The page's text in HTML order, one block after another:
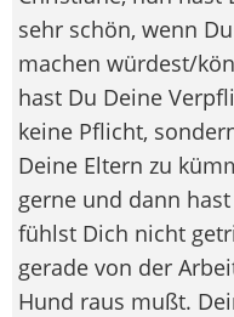
sehr schön, wenn
machen würdest/
hast Du Deine
keine Pflicht,
Deine Eltern zu
gerne und dann
fühlst Dich nicht
gerade von der
Hund raus mußt.